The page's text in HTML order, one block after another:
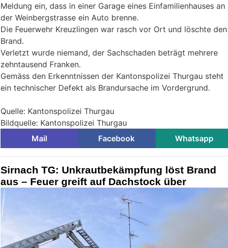
Meldung ein, dass in einer Garage eines Einfamilienhauses an
der Weinbergstrasse ein Auto brenne.
Die Feuerwehr Kreuzlingen war rasch vor Ort und löschte den
Brand.
Verletzt wurde niemand, der Sachschaden beträgt mehrere
zehntausend Franken.
Gemäss den Erkenntnissen der Kantonspolizei Thurgau steht
ein technischer Defekt als Brandursache im Vordergrund.
Quelle: Kantonspolizei Thurgau
Bildquelle: Kantonspolizei Thurgau
Mail
Facebook Whatsapp
Sirnach TG: Unkrautbekämpfung löst Brand
aus – Feuer greift auf Dachstock über